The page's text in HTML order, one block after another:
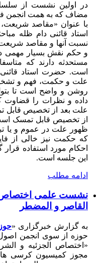
در اولین نشست از
مضاف که به همت انجمن
با عنوان «مقاصد
استاد قائنی دام ظله
نسبت آنها و مقاصد
و حکم نقش بسیار مهمی
مستحدثه دارند که
است. حضرت استاد قائنی
علت و حکمت، فهم و
روشن و واضح است تا
داده و نظرات را قضاوت
علت بعد از تخصیص قابل
از تخصیص قابل تمسک
ظهور علت در عموم و یا
که حکمت نیز خالی از
احکام مورد استفاده
این جلسه است.
ادامه مطلب
نشست علمی اختصاص
القاصر و المضطر
به گزارش خبرگزاری «
حوزه از سوی انجمن
«اختصاص الجزئیه و
مجوز کمیسیون کرسی